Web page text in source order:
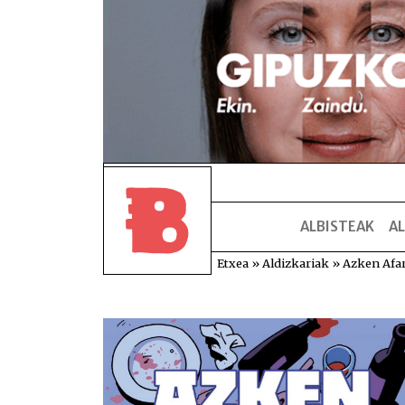
ALBISTEAK
Etxea » Aldizkariak » Azken